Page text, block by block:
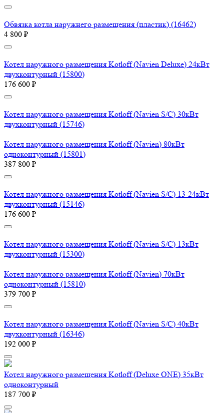
Обвязка котла наружнего размещения (пластик) (16462)
4 800 ₽
Котел наружного размещения Kotloff (Navien Deluxe) 24кВт
двухконтурный (15800)
176 600 ₽
Котел наружного размещения Kotloff (Navien S/C) 30кВт
двухконтурный (15746)
Котел наружного размещения Kotloff (Navien) 80кВт
одноконтурный (15801)
387 800 ₽
Котел наружного размещения Kotloff (Navien S/C) 13-24кВт
двухконтурный (15146)
176 600 ₽
Котел наружного размещения Kotloff (Navien S/C) 13кВт
двухконтурный (15300)
Котел наружного размещения Kotloff (Navien) 70кВт
одноконтурный (15810)
379 700 ₽
Котел наружного размещения Kotloff (Navien S/C) 40кВт
двухконтурный (16346)
192 000 ₽
Котел наружного размещения Kotloff (Deluxe ONE) 35кВт
одноконтурный
187 700 ₽